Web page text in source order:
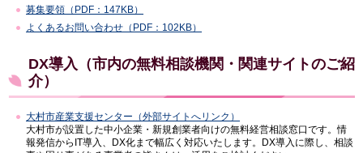
募集要領（PDF：147KB）
よくあるお問い合わせ（PDF：102KB）
DX導入（市内の無料相談機関・関連サイトのご紹
介）
大村市産業支援センター（外部サイトへリンク）
大村市が設置した中小企業・新規創業者向けの無料経営相談窓口です。情
報発信からIT導入、DX化まで幅広く対応いたします。DX導入に際し、相談